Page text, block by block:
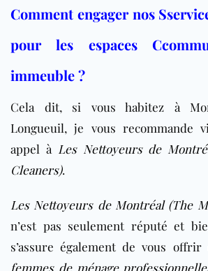
Comment engager nos
pour les espaces
immeuble ?
Cela dit, si vous habitez à
Longueuil, je vous recommande
appel à Les Nettoyeurs de
Cleaners).
Les Nettoyeurs de Montréal (The
n’est pas seulement réputé et
s’assure également de vous
femmes de ménage